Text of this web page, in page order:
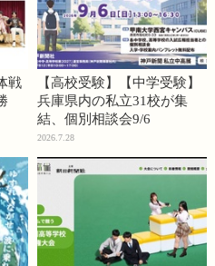
戦
【高校受験】【中学受験】
兵庫県内の私立31校が集
結、個別相談会9/6
2026.7.28